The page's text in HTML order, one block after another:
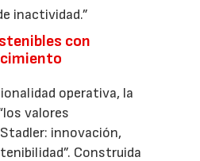
inactividad.”
con
operativa, la
valores
innovación,
Construida